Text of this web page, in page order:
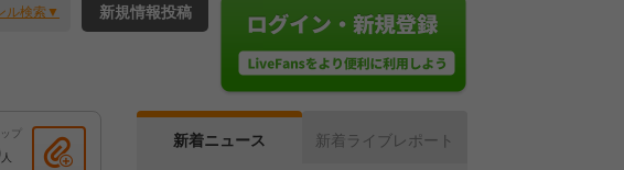
ル検索 新規情報投稿
プ
人
新着ニュース 新着ライブレポート